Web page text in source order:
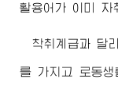
활용어가 이미 자
착취계급과 달
를 가지고 로동생